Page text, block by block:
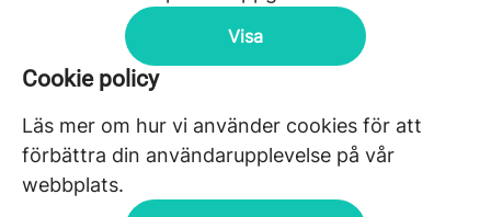
Visa
Cookie policy
Läs mer om hur vi använder cookies för att
förbättra din användarupplevelse på vår
webbplats.